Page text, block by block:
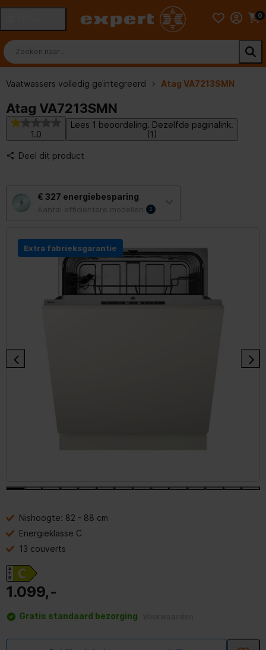
0
Vaatwassers volledig geïntegreerd Atag VA7213SMN
Atag VA7213SMN
1.0
Lees 1 beoordeling. Dezelfde paginalink.
(1)
Deel dit product
€ 327 energiebesparing
Aantal efficiëntere modellen 2
deze
knop
opent
tool
voor
energiebesparing.
Extra fabrieksgarantie
Nishoogte: 82 - 88 cm
Energieklasse C
13 couverts
1.099,-
Gratis standaard bezorging